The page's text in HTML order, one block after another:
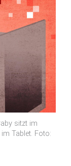
sitzt im
Tablet. Foto: